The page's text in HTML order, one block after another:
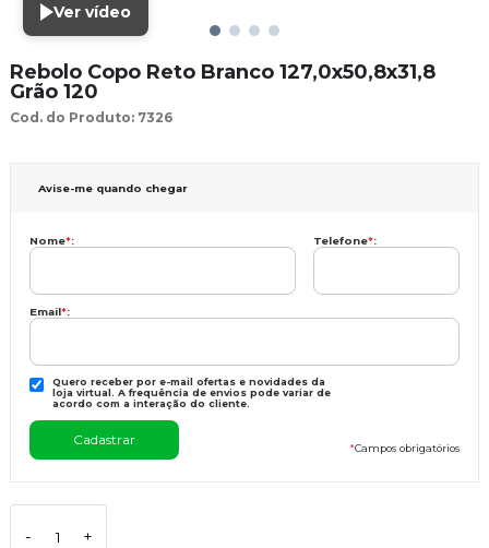
Ver vídeo
Rebolo Copo Reto Branco 127,0x50,8x31,8
Grão 120
Cod. do Produto: 7326
Avise-me quando chegar
Nome*: Telefone*:
Email*:
Quero receber por e-mail ofertas e novidades da
loja virtual. A frequência de envios pode variar de
acordo com a interação do cliente.
*Campos obrigatórios
- +